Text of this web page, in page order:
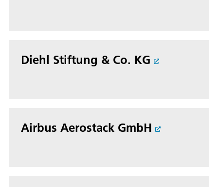
Diehl Stiftung & Co. KG
Airbus Aerostack GmbH